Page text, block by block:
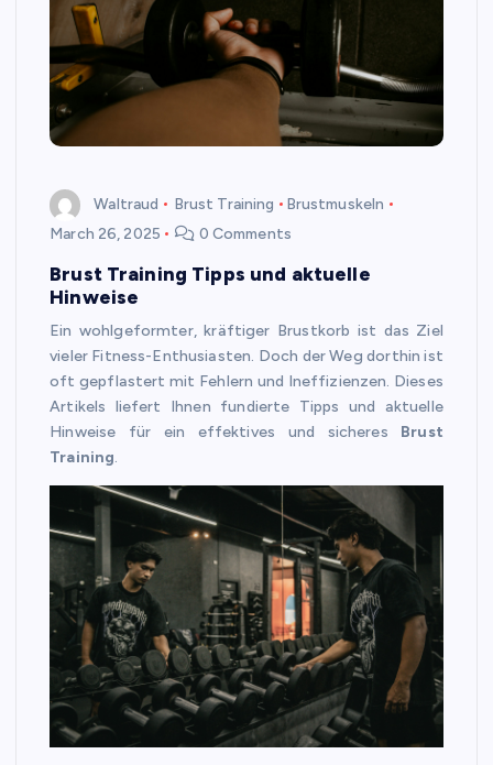
Waltraud Brust Training
Brustmuskeln
March 26, 2025
0 Comments
Brust Training Tipps und aktuelle
Hinweise
Ein wohlgeformter, kräftiger Brustkorb ist das Ziel
vieler Fitness-Enthusiasten. Doch der Weg dorthin ist
oft gepflastert mit Fehlern und Ineffizienzen. Dieses
Artikels liefert Ihnen fundierte Tipps und aktuelle
Hinweise für ein effektives und sicheres Brust
Training.